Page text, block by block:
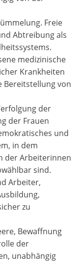
Freie
Abtreibung als
medizinische
Krankheiten
Bereitstellung von
der
der Frauen
und
in dem
der Arbeiterinnen
sind.
Arbeiter,
zu
Bewaffnung
der
unabhängig